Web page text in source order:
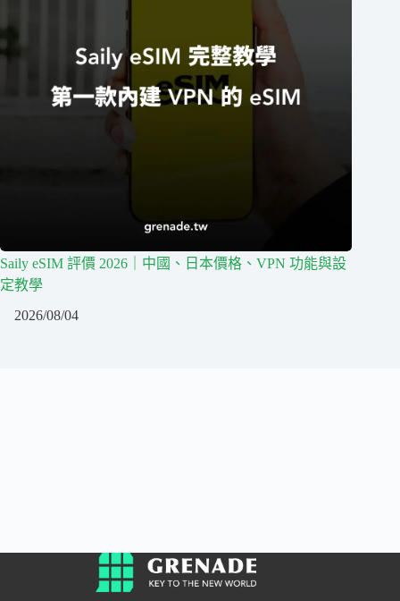
Saily eSIM 評價 2026｜中國、日本價格、VPN 功能與設
定教學
2026/08/04